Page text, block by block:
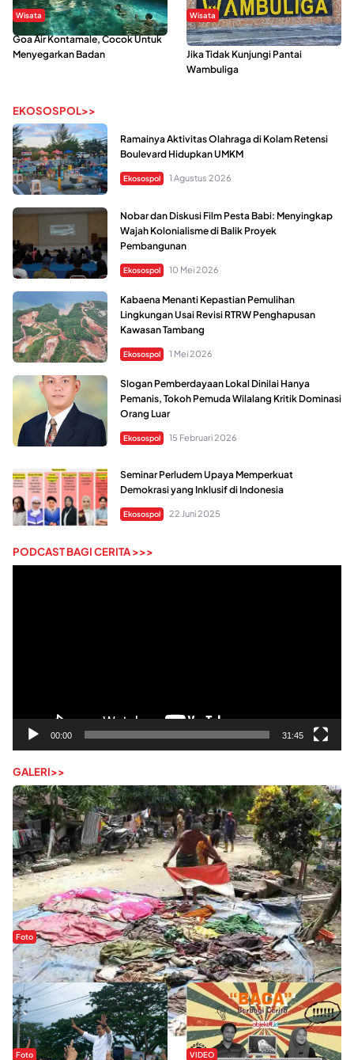
Wisata
Goa Air Kontamale, Cocok Untuk
Menyegarkan Badan
Wisata
Berkunjung Ke Wakatobi, Nyesal
Jika Tidak Kunjungi Pantai
Wambuliga
EKOSOSPOL>>
Ramainya Aktivitas Olahraga di Kolam Retensi
Boulevard Hidupkan UMKM
Ekosospol 1 Agustus 2026
Nobar dan Diskusi Film Pesta Babi: Menyingkap
Wajah Kolonialisme di Balik Proyek
Pembangunan
Ekosospol 10 Mei 2026
Kabaena Menanti Kepastian Pemulihan
Lingkungan Usai Revisi RTRW Penghapusan
Kawasan Tambang
Ekosospol 1 Mei 2026
Slogan Pemberdayaan Lokal Dinilai Hanya
Pemanis, Tokoh Pemuda Wilalang Kritik Dominasi
Orang Luar
Ekosospol 15 Februari 2026
Seminar Perludem Upaya Memperkuat
Demokrasi yang Inklusif di Indonesia
Ekosospol 22 Juni 2025
PODCAST BAGI CERITA >>>
00:00 31:45
GALERI>>
Foto
Sejak Banjir Bandang, Warga Butuhkan Air Bersih
Foto VIDEO